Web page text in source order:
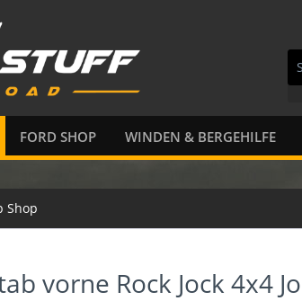
FORD SHOP WINDEN & BERGEHILFE
Shop
vorne Rock Jock 4x4